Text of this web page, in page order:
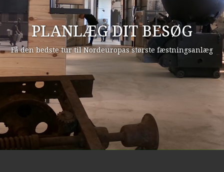
PLANLÆG DIT BESØG
Få den bedste tur til Nordeuropas største fæstningsanlæg